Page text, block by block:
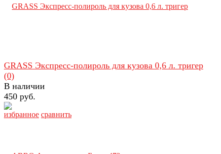
избранное сравнить
GRASS Экспресс-полироль для кузова 0,6 л. тригер
(0)
В наличии
450 руб.